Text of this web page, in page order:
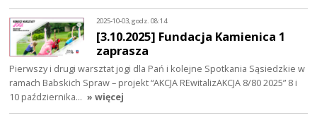
2025-10-03, godz. 08:14
[3.10.2025] Fundacja Kamienica 1
zaprasza
Pierwszy i drugi warsztat jogi dla Pań i kolejne Spotkania Sąsiedzkie w
ramach Babskich Spraw – projekt “AKCJA REwitalizAKCJA 8/80 2025” 8 i
10 października… » więcej